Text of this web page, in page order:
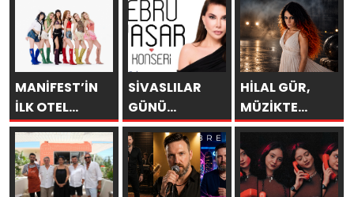
MANİFEST’İN
İLK OTEL
KONSERİ 7
AĞUSTOS’TA
ANTALYA’DA
SİVASLILAR
GÜNÜ
KUTLAMALARINDA
EBRU YAŞAR
RÜZGARI
ESECEK!
HİLAL GÜR,
MÜZİKTE
YARAYI